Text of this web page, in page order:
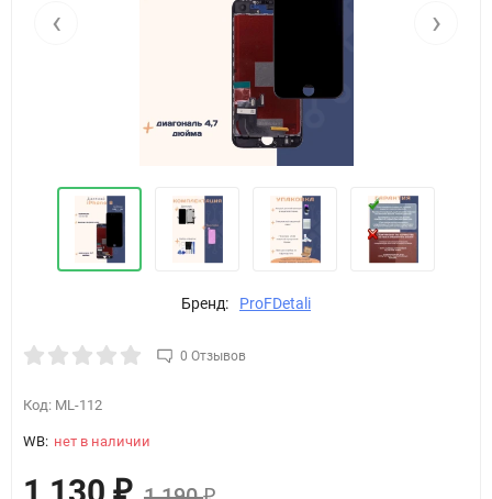
‹ ›
Бренд: ProFDetali
0 Отзывов
Код: ML-112
WB: нет в наличии
₽ ₽